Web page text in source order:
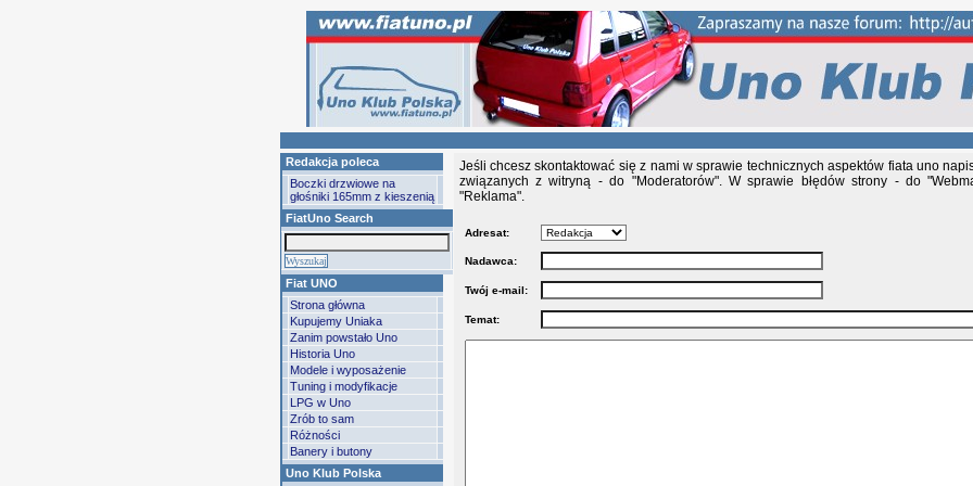
Redakcja poleca
Boczki drzwiowe na
głośniki 165mm z kieszenią
FiatUno Search
Fiat UNO
Strona główna
Kupujemy Uniaka
Zanim powstało Uno
Historia Uno
Modele i wyposażenie
Tuning i modyfikacje
LPG w Uno
Zrób to sam
Różności
Banery i butony
Uno Klub Polska
Jeśli chcesz skontaktować się z nami w sprawie technicznych aspektów fiata uno
związanych z witryną - do "Moderatorów". W sprawie błędów strony - do
"Reklama".
Adresat:
Nadawca:
Twój e-mail:
Temat: